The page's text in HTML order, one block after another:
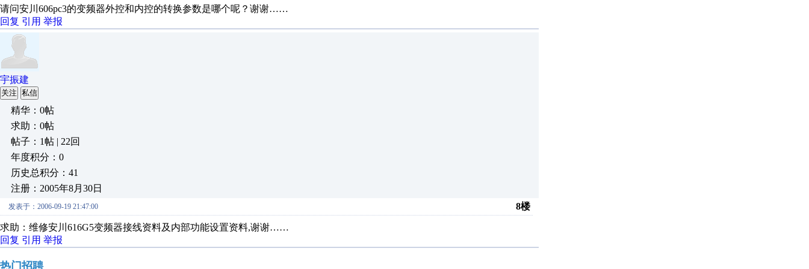
请问安川606pc3的变频器外控和内控的转换参数是哪个呢？谢谢……
回复 引用 举报
宇振建
关注 私信
精华：0帖
求助：0帖
帖子：1帖 | 22回
年度积分：0
历史总积分：41
注册：2005年8月30日
发表于：2006-09-19 21:47:00 8楼
求助：维修安川616G5变频器接线资料及内部功能设置资料,谢谢……
回复 引用 举报
热门招聘